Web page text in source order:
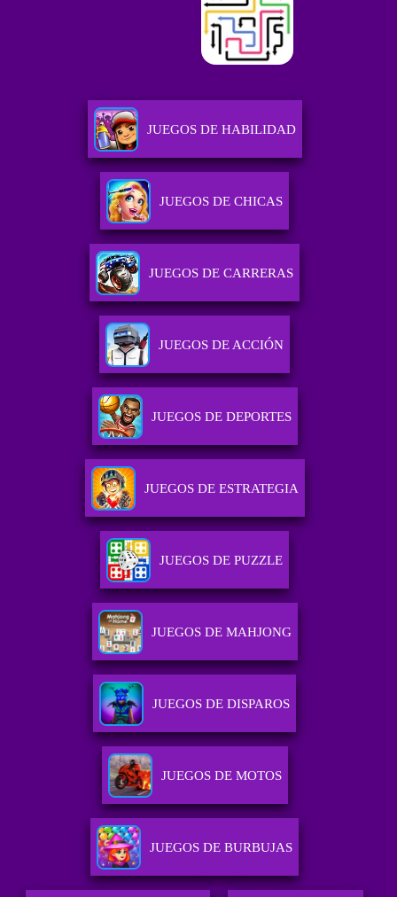
JUEGOS DE HABILIDAD
JUEGOS DE CHICAS
JUEGOS DE CARRERAS
JUEGOS DE ACCIÓN
JUEGOS DE DEPORTES
JUEGOS DE ESTRATEGIA
JUEGOS DE PUZZLE
JUEGOS DE MAHJONG
JUEGOS DE DISPAROS
JUEGOS DE MOTOS
JUEGOS DE BURBUJAS